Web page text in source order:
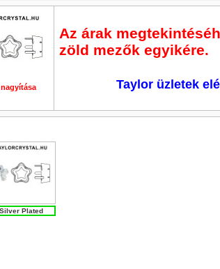
Az árak
zöld mezők egyikére.
Taylor üzletek
Silver Plated